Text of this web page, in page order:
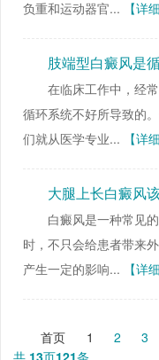
负重和运动器官...
【详
肢端型白癜风是
在临床工作中，经
循环系统不好所导致的
们就从医学专业...
【详
大腿上长白癜风
白癜风是一种常见
时，不只会给患者带来
产生一定的影响...
【详
首页 1 2 3
共 13页121条